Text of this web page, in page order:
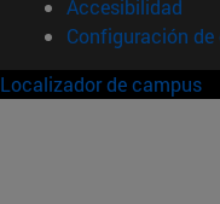
Accesibilidad
Configuración de
Localizador de campus